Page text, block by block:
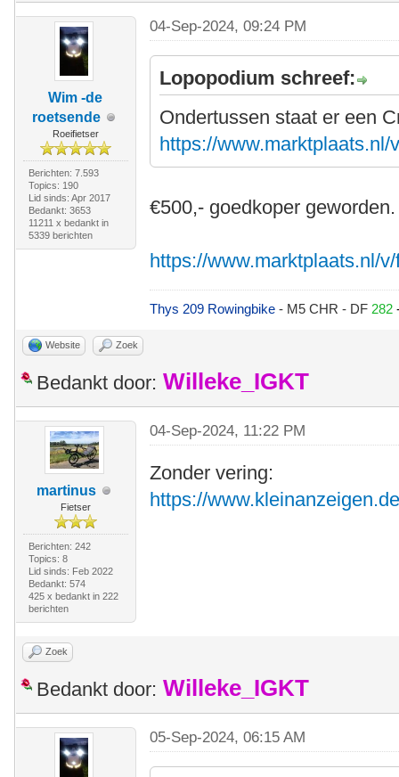
Wim -de
roetsende
Roeifietser
Berichten: 7.593
Topics: 190
Lid sinds: Apr 2017
Bedankt: 3653
11211 x bedankt in
5339 berichten
04-Sep-2024, 09:24 PM
Lopopodium schreef:
Ondertussen staat er een
https://
€500,- goedkoper geworden.
https://www.marktplaats.nl/
Thys 209 Rowingbike- M5 CHR - DF 282
Website Zoek
Bedankt door: Willeke_IGKT
martinus
Fietser
Berichten: 242
Topics: 8
Lid sinds: Feb 2022
Bedankt: 574
425 x bedankt in 222
berichten
04-Sep-2024, 11:22 PM
Zonder vering:
https://
Zoek
Bedankt door: Willeke_IGKT
05-Sep-2024, 06:15 AM